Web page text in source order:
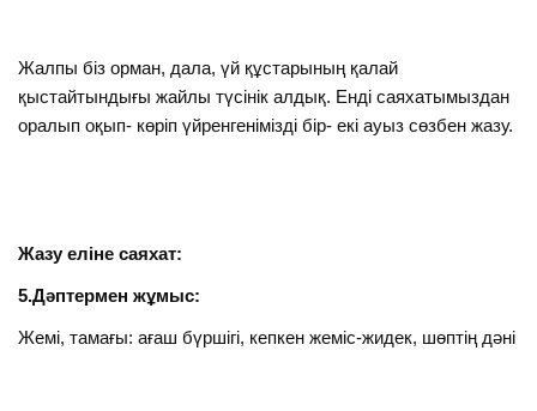
Жалпы біз орман, дала, үй құстарының қалай
қыстайтындығы жайлы түсінік алдық. Енді саяхатымыздан
оралып оқып- көріп үйренгенімізді бір- екі ауыз сөзбен жазу.
Жазу еліне саяхат:
5.Дәптермен жұмыс:
Жемі, тамағы: ағаш бүршігі, кепкен жеміс-жидек, шөптің дәні